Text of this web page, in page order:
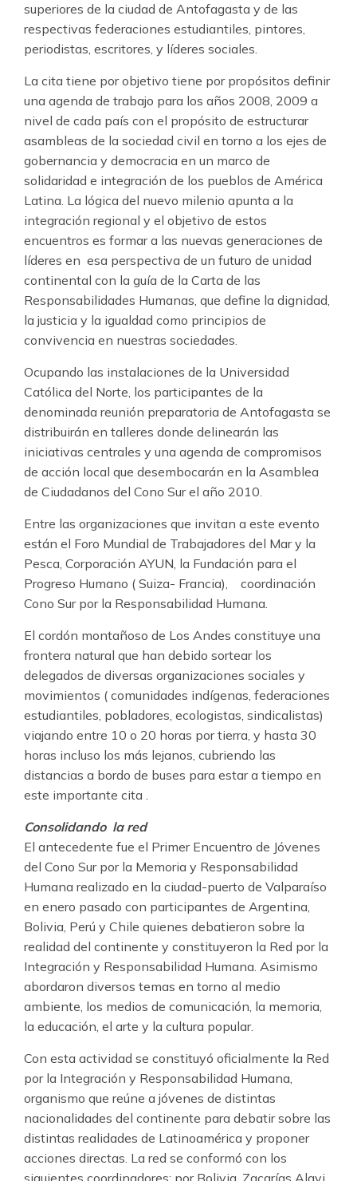
superiores de la ciudad de Antofagasta y de las
respectivas federaciones estudiantiles, pintores,
periodistas, escritores, y líderes sociales.
La cita tiene por objetivo tiene por propósitos definir
una agenda de trabajo para los años 2008, 2009 a
nivel de cada país con el propósito de estructurar
asambleas de la sociedad civil en torno a los ejes de
gobernancia y democracia en un marco de
solidaridad e integración de los pueblos de América
Latina. La lógica del nuevo milenio apunta a la
integración regional y el objetivo de estos
encuentros es formar a las nuevas generaciones de
líderes en esa perspectiva de un futuro de unidad
continental con la guía de la Carta de las
Responsabilidades Humanas, que define la dignidad,
la justicia y la igualdad como principios de
convivencia en nuestras sociedades.
Ocupando las instalaciones de la Universidad
Católica del Norte, los participantes de la
denominada reunión preparatoria de Antofagasta se
distribuirán en talleres donde delinearán las
iniciativas centrales y una agenda de compromisos
de acción local que desembocarán en la Asamblea
de Ciudadanos del Cono Sur el año 2010.
Entre las organizaciones que invitan a este evento
están el Foro Mundial de Trabajadores del Mar y la
Pesca, Corporación AYUN, la Fundación para el
Progreso Humano ( Suiza- Francia), coordinación
Cono Sur por la Responsabilidad Humana.
El cordón montañoso de Los Andes constituye una
frontera natural que han debido sortear los
delegados de diversas organizaciones sociales y
movimientos ( comunidades indígenas, federaciones
estudiantiles, pobladores, ecologistas, sindicalistas)
viajando entre 10 o 20 horas por tierra, y hasta 30
horas incluso los más lejanos, cubriendo las
distancias a bordo de buses para estar a tiempo en
este importante cita .
Consolidando la red
El antecedente fue el Primer Encuentro de Jóvenes
del Cono Sur por la Memoria y Responsabilidad
Humana realizado en la ciudad-puerto de Valparaíso
en enero pasado con participantes de Argentina,
Bolivia, Perú y Chile quienes debatieron sobre la
realidad del continente y constituyeron la Red por la
Integración y Responsabilidad Humana. Asimismo
abordaron diversos temas en torno al medio
ambiente, los medios de comunicación, la memoria,
la educación, el arte y la cultura popular.
Con esta actividad se constituyó oficialmente la Red
por la Integración y Responsabilidad Humana,
organismo que reúne a jóvenes de distintas
nacionalidades del continente para debatir sobre las
distintas realidades de Latinoamérica y proponer
acciones directas. La red se conformó con los
siguientes coordinadores: por Bolivia, Zacarías Alavi